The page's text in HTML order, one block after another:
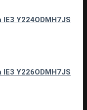
Y224ODMH7JS
Y226ODMH7JS